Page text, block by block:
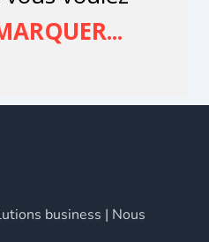
business | Nous